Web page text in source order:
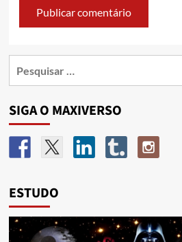
SIGA O MAXIVERSO
ESTUDO